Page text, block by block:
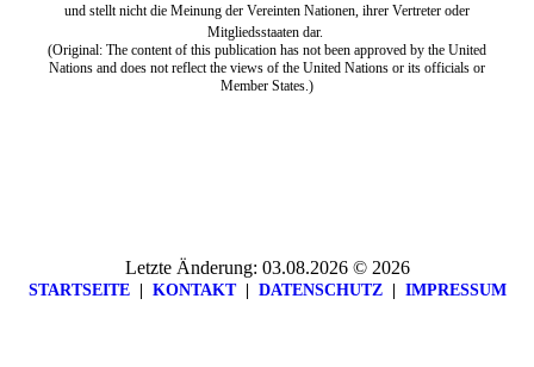
und stellt nicht die Meinung der Vereinten Nationen, ihrer Vertreter oder
Mitgliedsstaaten dar.
(Original: The content of this publication has not been approved by the United
Nations and does not reflect the views of the United Nations or its officials or
Member States.)
Letzte Änderung: 03.08.2026 © 2026
STARTSEITE| KONTAKT| DATEN­SCHUTZ| IMPRESSUM